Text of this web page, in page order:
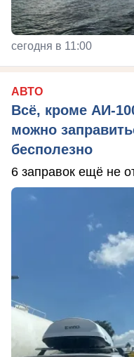
сегодня в 11:00
АВТО
Всё, кроме АИ-
можно
бесполезно
6 заправок ещё не